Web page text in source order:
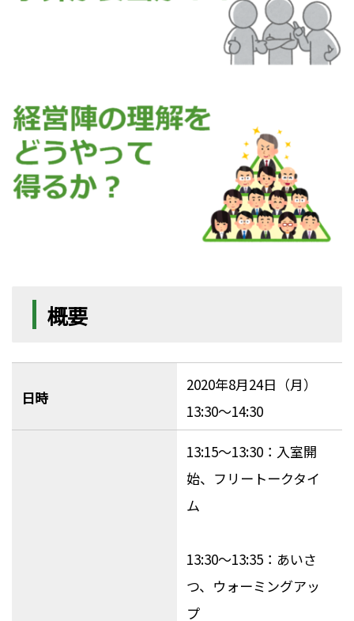
概要
日時
2020年8月24日（月）
13:30～14:30
13:15～13:30：入室開
始、フリートークタイ
ム
13:30～13:35：あいさ
つ、ウォーミングアッ
プ